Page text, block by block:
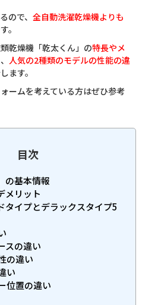
ので、 全自動洗濯乾燥機よりも
。
乾燥機「乾太くん」の特長やメ
、 人気の2種類のモデルの性能の違
ます。
ームを考えている方はぜひ参考
目次
の基本情報
メリット
タイプとデラックスタイプ5
スの違い
の違い
い
位置の違い